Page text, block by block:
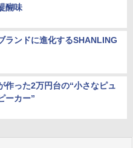
醐味
ランドに進化するSHANLING
作った2万円台の“小さなピュ
ーカー”